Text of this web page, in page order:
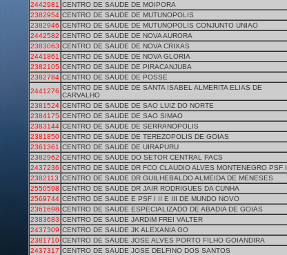
2442981 CENTRO DE SAUDE DE MOIPORA
2382954 CENTRO DE SAUDE DE MUTUNOPOLIS
2382946 CENTRO DE SAUDE DE MUTUNOPOLIS CONJUNTO UNIAO
2442582 CENTRO DE SAUDE DE NOVA AURORA
2383063 CENTRO DE SAUDE DE NOVA CRIXAS
2441861 CENTRO DE SAUDE DE NOVA GLORIA
2382105 CENTRO DE SAUDE DE PIRACANJUBA
2382784 CENTRO DE SAUDE DE POSSE
2441276 CENTRO DE SAUDE DE SANTA ISABEL ALMERITA ELIAS DE
CARVALHO
2381524 CENTRO DE SAUDE DE SAO LUIZ DO NORTE
2384175 CENTRO DE SAUDE DE SAO SIMAO
2383144 CENTRO DE SAUDE DE SERRANOPOLIS
2381850 CENTRO DE SAUDE DE TEREZOPOLIS DE GOIAS
2361361 CENTRO DE SAUDE DE UIRAPURU
2382962 CENTRO DE SAUDE DO SETOR CENTRAL PACS
2437236 CENTRO DE SAUDE DR FCO CLAUDIO ALVES MONTENEGRO PSF I
2382113 CENTRO DE SAUDE DR GUILHEBALDO ALMEIDA DE MENESES
2550598 CENTRO DE SAUDE DR JAIR RODRIGUES DA CUNHA
2569744 CENTRO DE SAUDE E PSF I II E III DE MUNDO NOVO
2361698 CENTRO DE SAUDE ESPECIALIZADO DE ABADIA DE GOIAS
2383683 CENTRO DE SAUDE JARDIM FREI VALTER
2437309 CENTRO DE SAUDE JK ALEXANIA GO
2381710 CENTRO DE SAUDE JOSE ALVES PORTO FILHO GOIANDIRA
2437317 CENTRO DE SAUDE JOSE DELFINO DOS SANTOS